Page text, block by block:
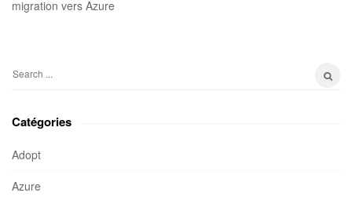
migration vers Azure
S
a
c
f
Catégories
Adopt
Azure